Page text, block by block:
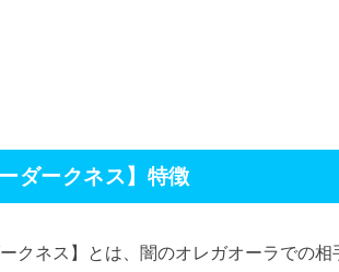
ダークネス】特徴
ークネス】とは、闇のオレガオーラでの